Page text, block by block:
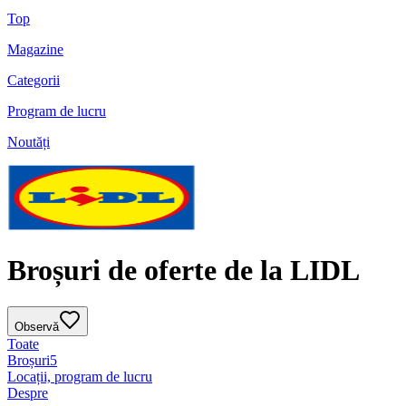
Top
Magazine
Categorii
Program de lucru
Noutăți
Broșuri de oferte de la LIDL
Observă
Toate
Broșuri5
Locații, program de lucru
Despre